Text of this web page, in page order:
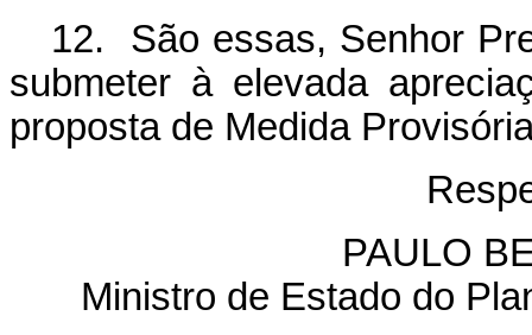
12. São essas, Senhor
submeter à elevada
proposta de Medida
PAULO
Ministro de Estado do